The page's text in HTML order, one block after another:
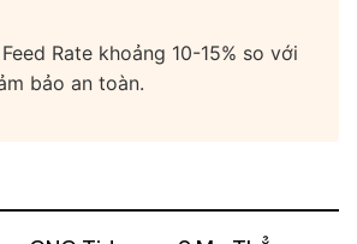
Rate khoảng 10-15% so với
bảo an toàn.